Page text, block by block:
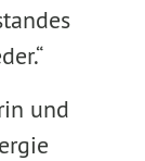
und